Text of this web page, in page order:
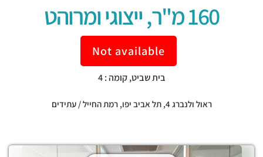
160 מ"ר, ייצוגי ומרוהט
Not available
בית שביט, קומה : 4
ראול ולנברג 4, תל אביב יפו,רמת החייל / עתידים